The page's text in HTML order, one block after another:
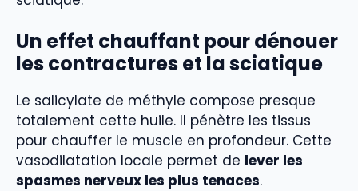
Un effet chauffant pour dénouer
les contractures et la sciatique
Le salicylate de méthyle compose presque
totalement cette huile. Il pénètre les tissus
pour chauffer le muscle en profondeur. Cette
vasodilatation locale permet de lever les
spasmes nerveux les plus tenaces.